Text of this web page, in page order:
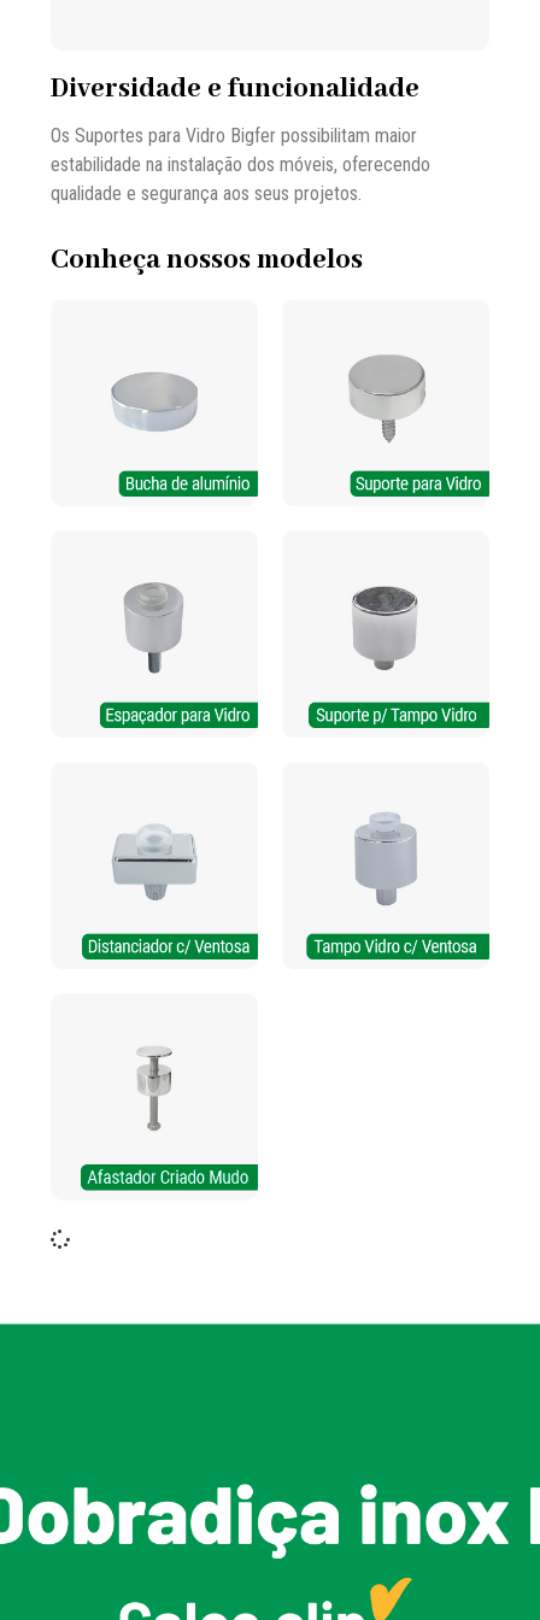
Diversidade e funcionalidade
Os Suportes para Vidro Bigfer possibilitam maior
estabilidade na instalação dos móveis, oferecendo
qualidade e segurança aos seus projetos.
Conheça nossos modelos